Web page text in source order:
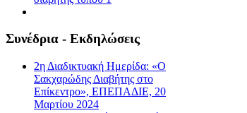
Συνέδρια - Εκδηλώσεις
2η Διαδικτυακή Ημερίδα: «Ο
Σακχαρώδης Διαβήτης στο
Επίκεντρο», ΕΠΕΠΑΔΙΕ, 20
Μαρτίου 2024